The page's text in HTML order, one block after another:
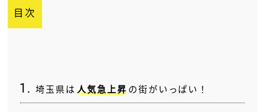
目次
埼玉県は 人気急上昇 の街がいっぱい！